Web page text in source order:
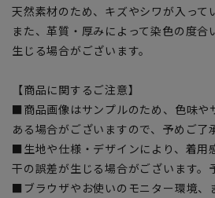
天然素材のため、キズやシワが入って
また、革質・厚みによって染色の度合
生じる場合がございます。
【商品に関するご注意】
■商品画像はサンプルのため、色味や
ある場合がございますので、予めご了
■生地や仕様・デザインにより、着用
干の誤差が生じる場合がございます。
■ブラウザやお使いのモニター環境、